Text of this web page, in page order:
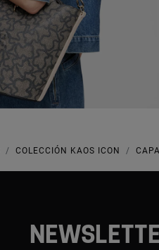
COLECCIÓN KAOS ICON